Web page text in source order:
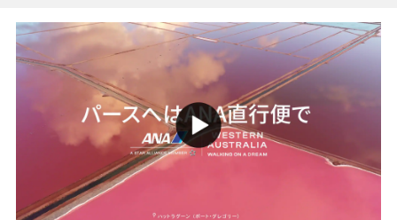
往路出発日および時間帯
日付を選択
時間帯指定なし
経由地および乗り継ぎ所要時間を追加する